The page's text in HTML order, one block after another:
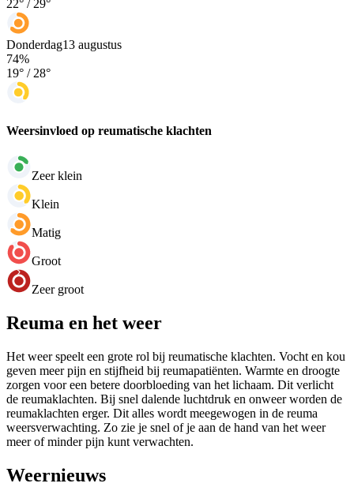
22° / 29°
Donderdag13 augustus
74%
19° / 28°
Weersinvloed op reumatische klachten
Zeer klein
Klein
Matig
Groot
Zeer groot
Reuma en het weer
Het weer speelt een grote rol bij reumatische klachten. Vocht en kou
geven meer pijn en stijfheid bij reumapatiënten. Warmte en droogte
zorgen voor een betere doorbloeding van het lichaam. Dit verlicht
de reumaklachten. Bij snel dalende luchtdruk en onweer worden de
reumaklachten erger. Dit alles wordt meegewogen in de reuma
weersverwachting. Zo zie je snel of je aan de hand van het weer
meer of minder pijn kunt verwachten.
Weernieuws